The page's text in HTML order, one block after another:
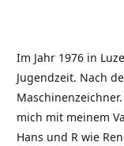
Im Jahr 1976 in
Jugendzeit. Nach
mich mit meinem
Hans und R wie